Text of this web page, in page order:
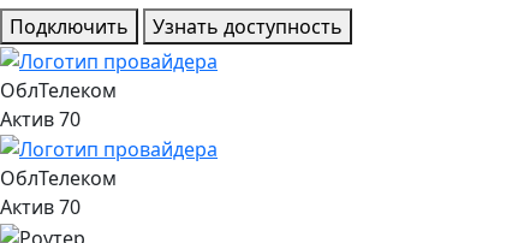
Подключить Узнать доступность
ОблТелеком
Актив 70
ОблТелеком
Актив 70